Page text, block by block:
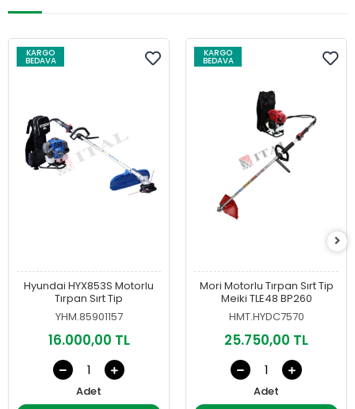
KARGO
BEDAVA
Hyundai HYX853S Motorlu
Tırpan Sırt Tip
YHM.85901157
16.000,00 TL
Adet
KARGO
BEDAVA
Mori Motorlu Tırpan Sırt Tip
Meiki TLE48 BP260
HMT.HYDC7570
25.750,00 TL
Adet